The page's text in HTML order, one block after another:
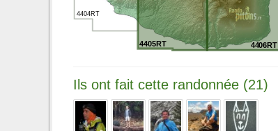
4404RT
4405RT 4406RT
Ils ont fait cette randonnée (21)